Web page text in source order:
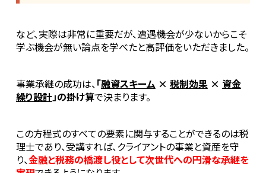
など、実際は非常に重要だが、遭遇機会が少ないからこそ
学ぶ機会が無い論点を学べたと高評価をいただきました。
事業承継の成功は、「融資スキーム × 税制効果× 資金
繰り設計」の掛け算で決まります。
この方程式のすべての要素に関与することができるのは税
理士であり、受講すれば、クライアントの事業と資産を守
り、金融と税務の橋渡し役として次世代への円滑な承継を